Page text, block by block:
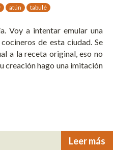
atún tabulé
Voy a intentar emular una
de esta ciudad. Se
a la receta original, eso no
creación hago una imitación
Leer más